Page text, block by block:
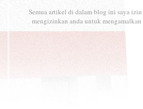
Semua artikel di dalam blog ini saya
mengizinkan anda untuk